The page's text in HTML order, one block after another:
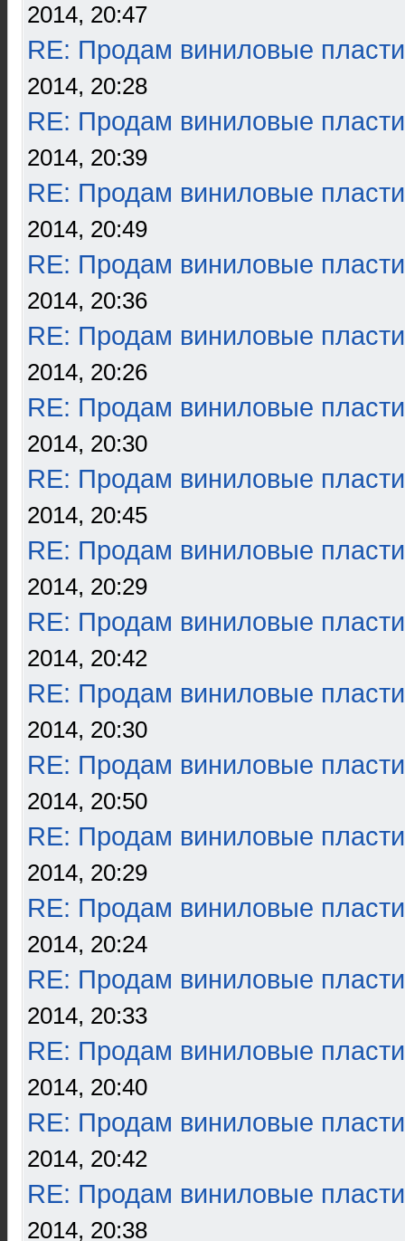
2014, 20:47
RE: Продам виниловые
2014, 20:28
RE: Продам виниловые
2014, 20:39
RE: Продам виниловые
2014, 20:49
RE: Продам виниловые
2014, 20:36
RE: Продам виниловые
2014, 20:26
RE: Продам виниловые
2014, 20:30
RE: Продам виниловые
2014, 20:45
RE: Продам виниловые
2014, 20:29
RE: Продам виниловые
2014, 20:42
RE: Продам виниловые
2014, 20:30
RE: Продам виниловые
2014, 20:50
RE: Продам виниловые
2014, 20:29
RE: Продам виниловые
2014, 20:24
RE: Продам виниловые
2014, 20:33
RE: Продам виниловые
2014, 20:40
RE: Продам виниловые
2014, 20:42
RE: Продам виниловые
2014, 20:38